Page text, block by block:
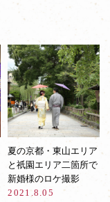
夏の京都・東山エリア
と祇園エリア二箇所で
新婚様のロケ撮影
2021.8.05